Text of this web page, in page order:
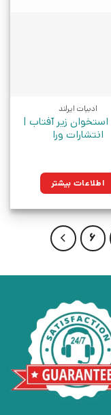
ادبیات ایرلند
زیر آفتاب |
انتشارات ورا
اطلاعات بیشتر
6